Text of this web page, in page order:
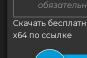
Скачать
x64 по ссылке